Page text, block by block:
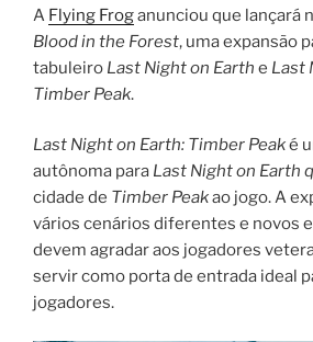
A Flying Froganunciou que lançará
Blood in the Forest, uma expansão
tabuleiro Last Night on Earth e Last
Timber Peak.
Last Night on Earth: Timber Peaké
autônoma para Last Night on Earth
cidade de Timber Peakao jogo. A
vários cenários diferentes e novos
devem agradar aos jogadores
servir como porta de entrada ideal
jogadores.